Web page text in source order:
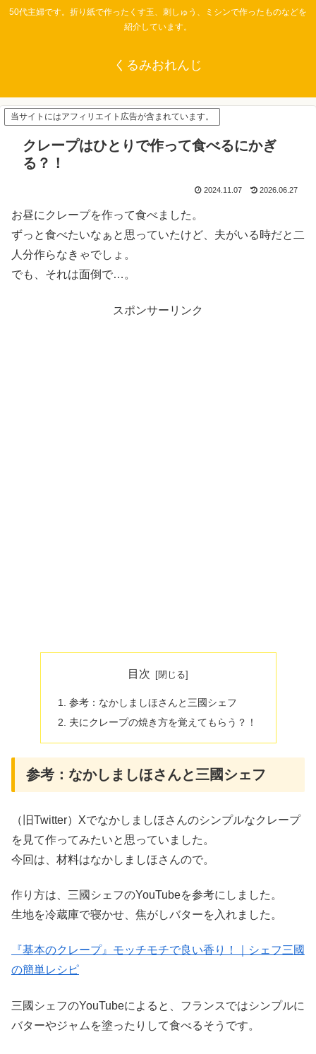
50代主婦です。折り紙で作ったくす玉、刺しゅう、ミシンで作ったものなどを
紹介しています。
くるみおれんじ
当サイトにはアフィリエイト広告が含まれています。
クレープはひとりで作って食べるにかぎ
る？！
2024.11.07 2026.06.27
お昼にクレープを作って食べました。
ずっと食べたいなぁと思っていたけど、夫がいる時だと二
人分作らなきゃでしょ。
でも、それは面倒で…。
スポンサーリンク
目次
参考：なかしましほさんと三國シェフ
夫にクレープの焼き方を覚えてもらう？！
参考：なかしましほさんと三國シェフ
（旧Twitter）Xでなかしましほさんのシンプルなクレープ
を見て作ってみたいと思っていました。
今回は、材料はなかしましほさんので。
作り方は、三國シェフのYouTubeを参考にしました。
生地を冷蔵庫で寝かせ、焦がしバターを入れました。
『基本のクレープ』モッチモチで良い香り！｜シェフ三國
の簡単レシピ
三國シェフのYouTubeによると、フランスではシンプルに
バターやジャムを塗ったりして食べるそうです。